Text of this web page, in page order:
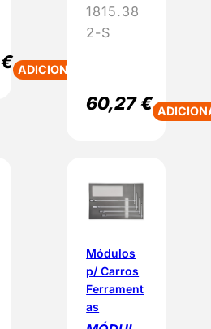
€ ADICIONAR
1815.38
2-S
60,27€
Módulos
p/ Carros
Ferrament
as